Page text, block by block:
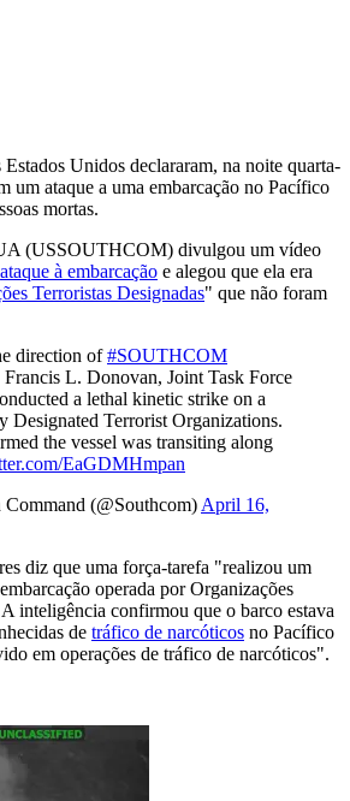
Unidos declararam, na noite quarta-
um ataque a uma embarcação no Pacífico
mortas.
(USSOUTHCOM) divulgou um vídeo
ataque à embarcação e alegou que ela era
Terroristas Designadas" que não foram
direction of#SOUTHCOM
Francis L. Donovan, Joint Task Force
a lethal kinetic strike on a
Designated Terrorist Organizations.
the vessel was transiting along
EaGDMHmpan
(@Southcom) April 16,
diz que uma força-tarefa "realizou um
operada por Organizações
inteligência confirmou que o barco estava
de tráfico de narcóticos no Pacífico
em operações de tráfico de narcóticos".